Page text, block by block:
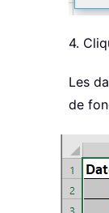
4.
Les
de